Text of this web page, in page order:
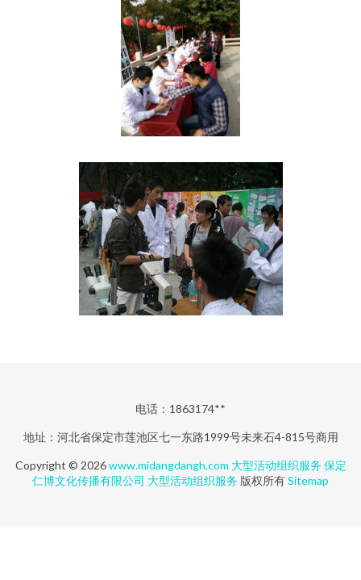
电话：1863174**
地址：河北省保定市莲池区七一东路1999号未来石4-815号商用
Copyright © 2026www.midangdangh.com 大型活动组织服务 保定
仁博文化传播有限公司 大型活动组织服务 版权所有Sitemap